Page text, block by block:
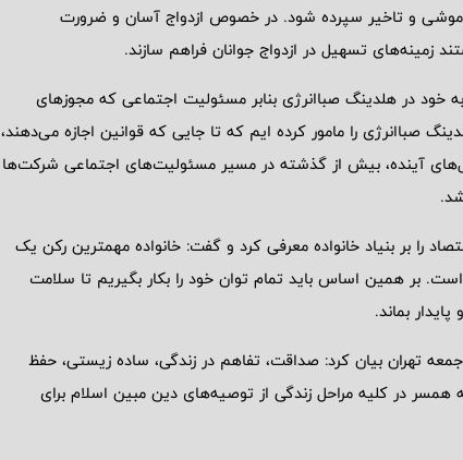
و تاخیر سپرده شود. در خصوص ازدواج آسان و ضرورت
زمینه‌های تسهیل در ازدواج جوانان فراهم سازند.
خود در هلدینگ صباانرژی بنابر مسئولیت اجتماعی که مجوزهای
صباانرژی را مامور کرده ایم که تا جایی که قوانین اجازه می‌دهند،
آینده، بیش از گذشته در مسیر مسئولیت‌های اجتماعی شرکت‌ها
را بر بنیاد خانواده معرفی کرد و گفت: خانواده مهمترین رکن یک
بر همین اساس باید تمام توان خود را بکار بگیریم تا سلامت
بماند.
تهران بیان کرد: صداقت، تفاهم در زندگی، ساده زیستی، حفظ
در کلیه مراحل زندگی از توصیه‌های دین مبین اسلام برای